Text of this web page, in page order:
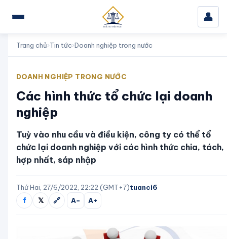
👤
Trang chủ›Tin tức›Doanh nghiệp trong nước
DOANH NGHIỆP TRONG NƯỚC
Các hình thức tổ chức lại doanh
nghiệp
Tuỳ vào nhu cầu và điều kiện, công ty có thể tổ
chức lại doanh nghiệp với các hình thức chia, tách,
hợp nhất, sáp nhập
Thứ Hai, 27/6/2022, 22:22 (GMT+7)tuanci6
f 𝕏 🔗 A− A+